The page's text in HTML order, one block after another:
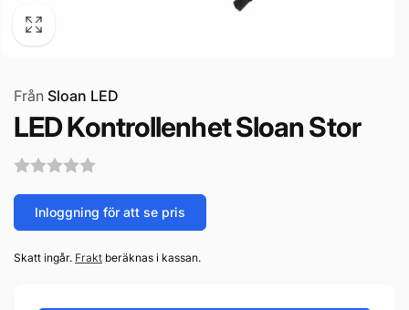
Från Sloan LED
LED Kontrollenhet Sloan Stor
Inloggning för att se pris
Skatt ingår. Frakt beräknas i kassan.